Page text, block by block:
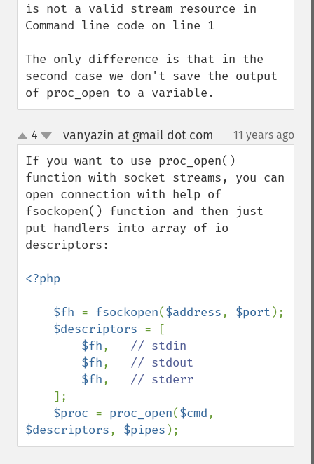
is not a valid stream resource in
Command line code on line 1
The only difference is that in the
second case we don't save the output
of proc_open to a variable.
up
down
4 vanyazin at gmail dot com 11 years ago
If you want to use proc_open()
function with socket streams, you can
open connection with help of
fsockopen() function and then just
put handlers into array of io
descriptors:
<?php
    $fh
= fsockopen($address, $port );
$descriptors = [
$fh, // stdin
$fh, // stdout
$fh, // stderr
];
$proc = proc_open($cmd
$descriptors, $pipes );